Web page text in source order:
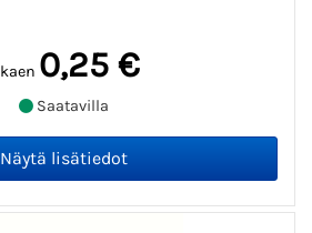
0,25 €
Saatavilla